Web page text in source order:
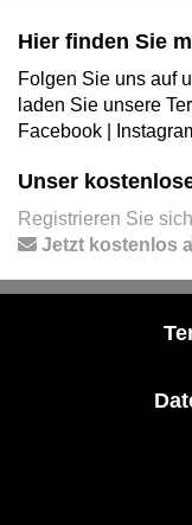
Hier finden Sie
Folgen Sie uns auf
laden Sie unsere
Facebook
Unser
Registrieren Sie
Jetzt kostenlos